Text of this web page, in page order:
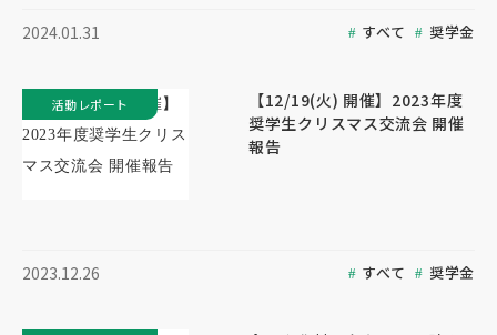
2024.01.31 すべて 奨学金
【12/19(火) 開催】2023年度
奨学生クリスマス交流会 開催
報告
2023.12.26 すべて 奨学金
活動レポート